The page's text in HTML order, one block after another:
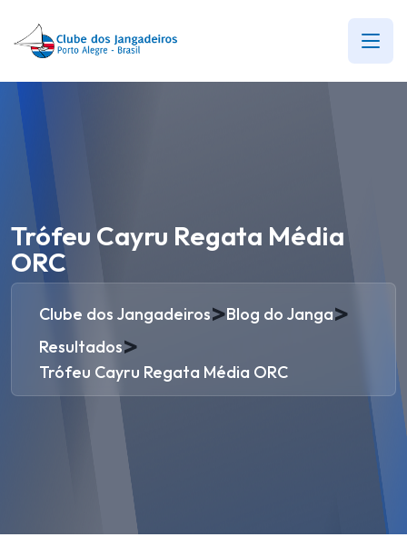
Trófeu Cayru Regata Média
ORC
Clube dos Jangadeiros>Blog do Janga>
Resultados>
Trófeu Cayru Regata Média ORC